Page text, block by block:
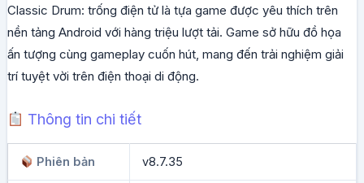
Classic Drum: trống điện tử là tựa game được yêu thích trên
nền tảng Android với hàng triệu lượt tải. Game sở hữu đồ họa
ấn tượng cùng gameplay cuốn hút, mang đến trải nghiệm giải
trí tuyệt vời trên điện thoại di động.
Thông tin chi tiết
Phiên bản v8.7.35